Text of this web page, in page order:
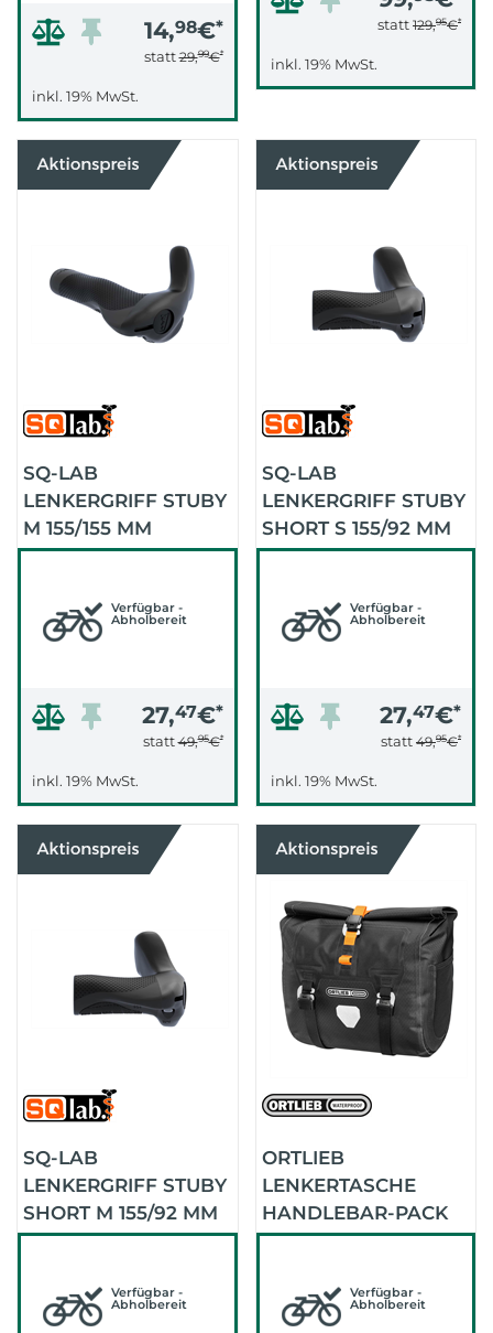
14,98€*
statt29,99€*
inkl. 19% MwSt.
statt 129,95€*
inkl. 19% MwSt.
SQ-LAB
LENKERGRIFF STUBY
M 155/155 MM
(SCHWARZ)
Verfügbar -
Abholbereit
27,47€*
statt49,95€*
inkl. 19% MwSt.
SQ-LAB
LENKERGRIFF STUBY
SHORT S 155/92 MM
(SCHWARZ)
Verfügbar -
Abholbereit
27,47€*
statt 49,95€*
inkl. 19% MwSt.
SQ-LAB
LENKERGRIFF STUBY
SHORT M 155/92 MM
(SCHWARZ)
Verfügbar -
Abholbereit
ORTLIEB
LENKERTASCHE
HANDLEBAR-PACK
QR 11 LITER (MAT
Verfügbar -
Abholbereit